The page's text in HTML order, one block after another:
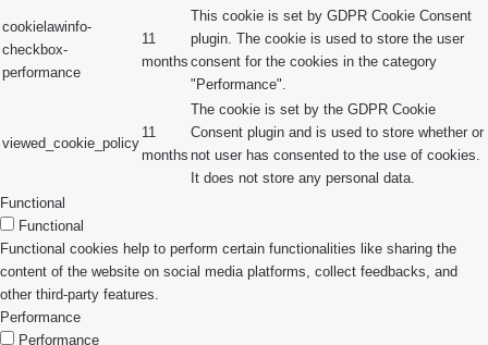
cookielawinfo-
checkbox-
performance
11
months
This cookie is set by GDPR Cookie Consent
plugin. The cookie is used to store the user
consent for the cookies in the category
"Performance".
viewed_cookie_policy
11
months
The cookie is set by the GDPR Cookie
Consent plugin and is used to store whether or
not user has consented to the use of cookies.
It does not store any personal data.
Functional
Functional
Functional cookies help to perform certain functionalities like sharing the
content of the website on social media platforms, collect feedbacks, and
other third-party features.
Performance
Performance